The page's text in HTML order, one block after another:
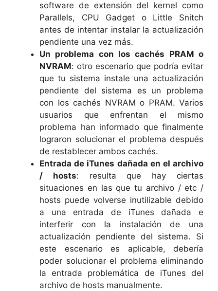
software de extensión del kernel como
Parallels, CPU Gadget o Little Snitch
antes de intentar instalar la actualización
pendiente una vez más.
Un problema con los cachés PRAM o
NVRAM: otro escenario que podría evitar
que tu sistema instale una actualización
pendiente del sistema es un problema
con los cachés NVRAM o PRAM. Varios
usuarios que enfrentan el mismo
problema han informado que finalmente
lograron solucionar el problema después
de restablecer ambos cachés.
Entrada de iTunes dañada en el archivo
/ hosts: resulta que hay ciertas
situaciones en las que tu archivo / etc /
hosts puede volverse inutilizable debido
a una entrada de iTunes dañada e
interferir con la instalación de una
actualización pendiente del sistema. Si
este escenario es aplicable, debería
poder solucionar el problema eliminando
la entrada problemática de iTunes del
archivo de hosts manualmente.